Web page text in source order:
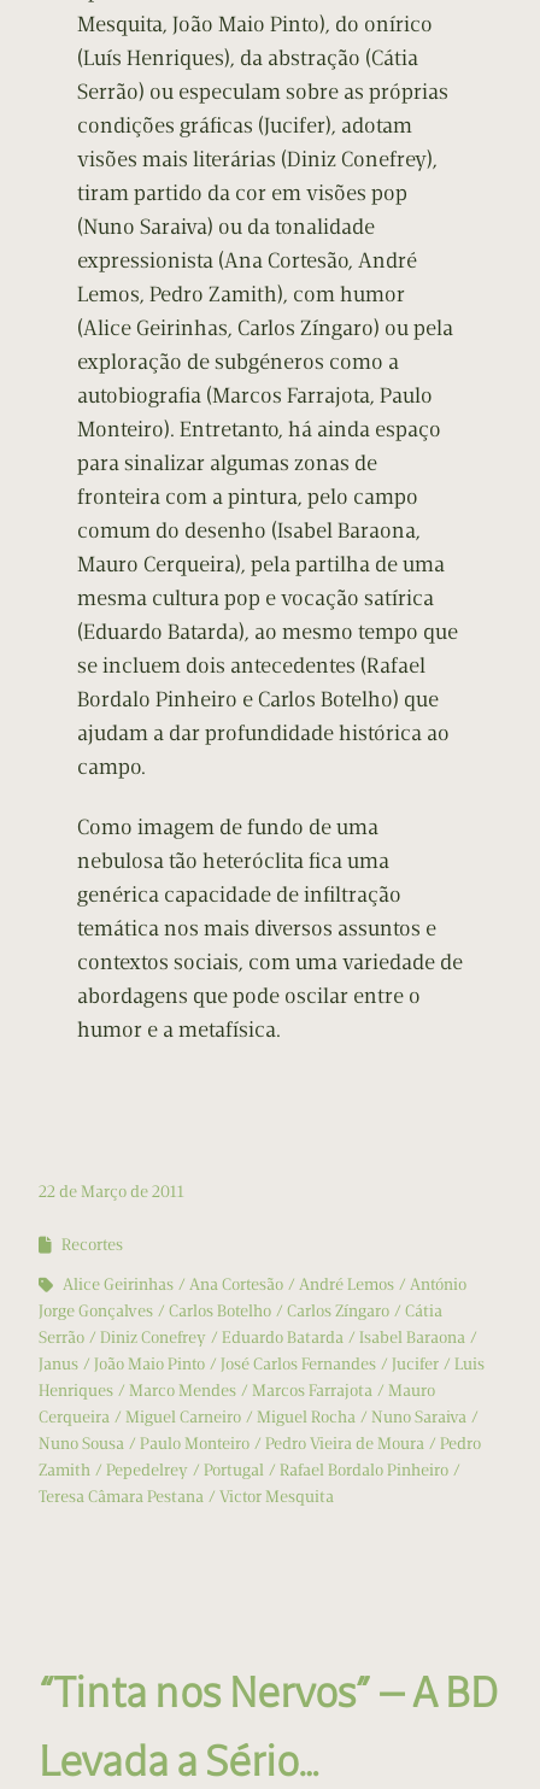
Mesquita, João Maio Pinto), do onírico
(Luís Henriques), da abstração (Cátia
Serrão) ou especulam sobre as próprias
condições gráficas (Jucifer), adotam
visões mais literárias (Diniz Conefrey),
tiram partido da cor em visões pop
(Nuno Saraiva) ou da tonalidade
expressionista (Ana Cortesão, André
Lemos, Pedro Zamith), com humor
(Alice Geirinhas, Carlos Zíngaro) ou pela
exploração de subgéneros como a
autobiografia (Marcos Farrajota, Paulo
Monteiro). Entretanto, há ainda espaço
para sinalizar algumas zonas de
fronteira com a pintura, pelo campo
comum do desenho (Isabel Baraona,
Mauro Cerqueira), pela partilha de uma
mesma cultura pop e vocação satírica
(Eduardo Batarda), ao mesmo tempo que
se incluem dois antecedentes (Rafael
Bordalo Pinheiro e Carlos Botelho) que
ajudam a dar profundidade histórica ao
campo.
Como imagem de fundo de uma
nebulosa tão heteróclita fica uma
genérica capacidade de infiltração
temática nos mais diversos assuntos e
contextos sociais, com uma variedade de
abordagens que pode oscilar entre o
humor e a metafísica.
22 de Março de 2011
Recortes
Alice Geirinhas
Ana Cortesão André Lemos
António
Jorge Gonçalves
Carlos Botelho Carlos Zíngaro
Cátia
Serrão
Diniz Conefrey Eduardo Batarda
Isabel Baraona
Janus
João Maio Pinto José Carlos Fernandes Jucifer
Luis
Henriques
Marco Mendes Marcos Farrajota
Mauro
Cerqueira
Miguel Carneiro Miguel Rocha
Nuno Saraiva
Nuno Sousa
Paulo Monteiro Pedro Vieira de Moura
Pedro
Zamith
Pepedelrey Portugal
Rafael Bordalo Pinheiro
Teresa Câmara Pestana
Victor Mesquita
“Tinta nos Nervos” — A BD
Levada a Sério…